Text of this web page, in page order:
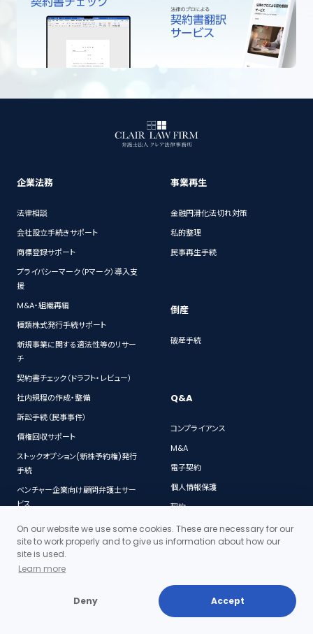
企業法務
法律相談
会社設立手続きサポート
商標登録サポート
プライバシーマーク（Pマーク）導入支
援
M&A・組織再編
種類株式発行手続サポート
新規事業に関する適法性等のリサー
チ
契約書チェック（ドラフト・レビュー）
社内規程の作成・整備
訴訟手続（民事事件）
債権回収サポート
ストックオプション(新株予約権)発行
手続
ベンチャー企業向け顧問弁護士サー
ビス
社債発行手続
法務デューデリジェンス
事業再生
金融円滑化法切れ対策
私的整理
民事再生手続
倒産
破産手続
Q&A
コンプライアンス
M&A
電子契約
個人情報保護
契約
特許・著作権
会社法
労働問題
On our website we use some cookies. These are necessary for our
site to work properly and to give us information about how our
site is used.
Learn more
Deny Accept